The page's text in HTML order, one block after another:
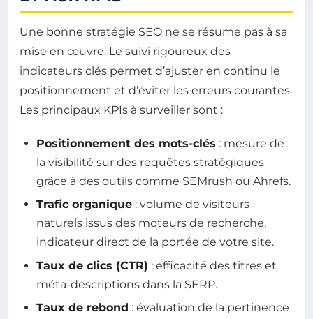
Une bonne stratégie SEO ne se résume pas à sa
mise en œuvre. Le suivi rigoureux des
indicateurs clés permet d’ajuster en continu le
positionnement et d’éviter les erreurs courantes.
Les principaux KPIs à surveiller sont :
Positionnement des mots-clés : mesure de
la visibilité sur des requêtes stratégiques
grâce à des outils comme SEMrush ou Ahrefs.
Trafic organique : volume de visiteurs
naturels issus des moteurs de recherche,
indicateur direct de la portée de votre site.
Taux de clics (CTR) : efficacité des titres et
méta-descriptions dans la SERP.
Taux de rebond : évaluation de la pertinence